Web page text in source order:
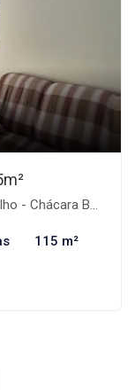
Taubaté-SP
115 m²